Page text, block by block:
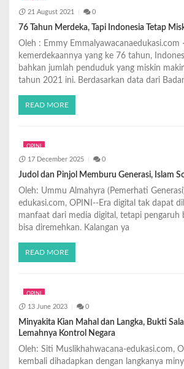
21 August 2021 0
76 Tahun Merdeka, Tapi Indonesia Tetap
Oleh : Emmy Emmalyawacanaedukasi.com
kemerdekaannya yang ke 76 tahun,
bahkan jumlah penduduk yang miskin
tahun 2021 ini. Berdasarkan data dari
READ MORE
OPINI
17 December 2025 0
Judol dan Pinjol Memburu Generasi, Islam
Oleh: Ummu Almahyra (Pemerhati
edukasi.com, OPINI--Era digital tak dapat
manfaat dari media digital, tetapi pengaruh
bisa diremehkan. Kalangan ya
READ MORE
OPINI
13 June 2023 0
Minyakita Kian Mahal dan Langka, Bukti
Lemahnya Kontrol Negara
Oleh: Siti Muslikhahwacana-edukasi.com,
kembali dihadapkan dengan langkanya